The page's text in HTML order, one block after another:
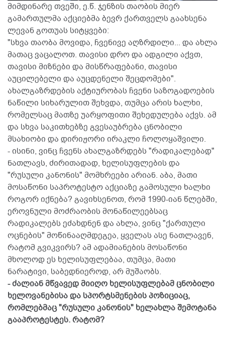
მიმდინარე თვეში, ე.წ. ჯენზის თაობის მიერ
გამართულმა აქციებმა ბევრ ქართველს გაახსენა
ლევან გოთუას სიტყვები:
"სხვა თაობა მოვიდა, ჩვენივე აღზრდილი... და ახლა
მათაც ვაცალოთ. თავისი დრო და ადგილი აქვთ,
თავისი მიზნები და მისწრაფებანი, თავისი
აუცილებელი და აუცდენელი შეცდომები".
ახალგაზრდების აქტიურობას ჩვენი საზოგადოების
ნაწილი სიხარულით შეხვდა, თუმცა არის ხალხი,
რომელსაც მათზე უარყოფითი შეხედულება აქვს. ამ
და სხვა საკითხებზე გვესაუბრება ცნობილი
მსახიობი და დირიჟორი ირაკლი ჩოლოყაშვილი.
- ისინი, ვინც ჩვენს ახალგაზრდებს "რადიკალებად"
ნათლავს, ძირითადად, ხელისუფლების და
"რუსული კანონის" მომხრეები არიან. აბა, მათი
მოსაწონი საპროტესტო აქციაზე გამოსული ხალხი
როგორ იქნება? გავიხსენოთ, რომ 1990-იან წლებში,
ეროვნული მოძრაობის მონაწილეებსაც
რადიკალებს ეძახდნენ და ახლა, ვინც "ქართული
ოცნების" მოწინააღმდეგეა, ყველას ასე ნათლავენ,
რატომ გვიკვირს? ამ ადამიანების მოსაწონი
მხოლოდ ეს ხელისუფლებაა, თუმცა, მათი
ნარატივი, საბედნიეროდ, არ მუშაობს.
- ძალიან მწვავედ მიიღო ხელისუფლებამ ცნობილი
ხელოვანებისა და სპორტსმენების პოზიციაც,
რომლებმაც "რუსული კანონის" ხელახლა შემოტანა
გააპროტესტეს. რატომ?